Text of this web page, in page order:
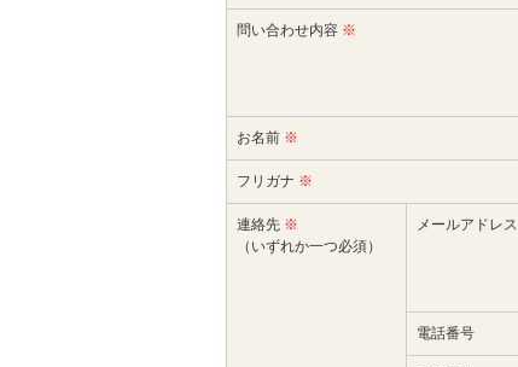
問い合わせ内容 ※
お名前 ※
フリガナ ※
連絡先 ※
（いずれか一つ必須）
メールアドレス
電話番号